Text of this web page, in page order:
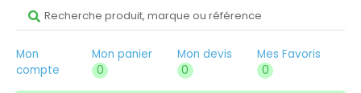
Mon
compte
Mon panier
0
Mon devis
0
Mes Favoris
0